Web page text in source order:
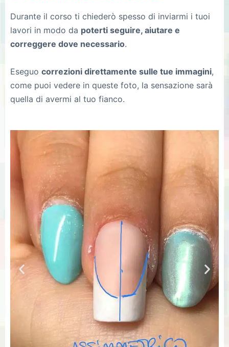
Durante il corso ti chiederò spesso di inviarmi i tuoi
lavori in modo da poterti seguire, aiutare e
correggere dove necessario.
Eseguo correzioni direttamente sulle tue immagini,
come puoi vedere in queste foto, la sensazione sarà
quella di avermi al tuo fianco.